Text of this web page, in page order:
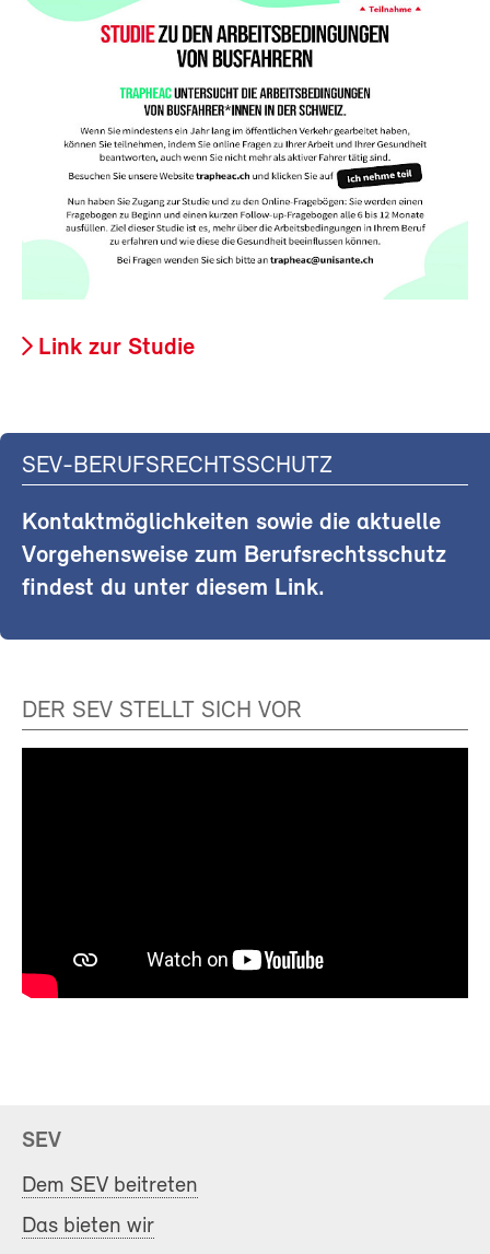
Link zur Studie
SEV-BERUFSRECHTSSCHUTZ
Kontaktmöglichkeiten sowie die aktuelle
Vorgehensweise zum Berufsrechtsschutz
findest du unter diesem Link.
DER SEV STELLT SICH VOR
SEV
Dem SEV beitreten
Das bieten wir